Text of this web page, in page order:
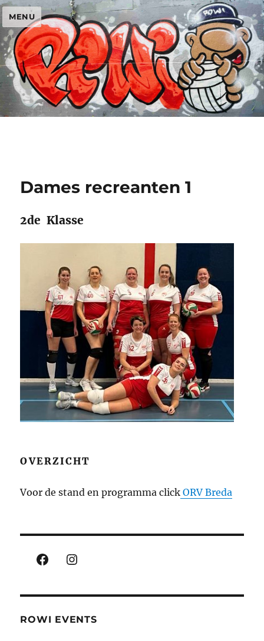
MENU
Dames recreanten 1
2de Klasse
OVERZICHT
Voor de stand en programma click ORV Breda
FacebookInstagram
ROWI EVENTS